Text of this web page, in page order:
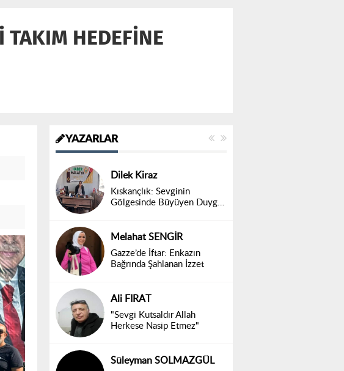
TAKIM HEDEFİNE
YAZARLAR
Dilek Kiraz
Kıskançlık: Sevginin
Gölgesinde Büyüyen Duygu,
Melahat SENGİR
Gazze’de İftar: Enkazın
Bağrında Şahlanan İzzet
Ali FIRAT
"Sevgi Kutsaldır Allah
Herkese Nasip Etmez"
Süleyman SOLMAZGÜL